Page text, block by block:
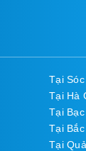
Tại
Tại Hà
Tại
Tại
Tại